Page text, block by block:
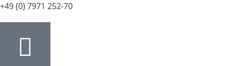
+49 (0) 7971 252-70